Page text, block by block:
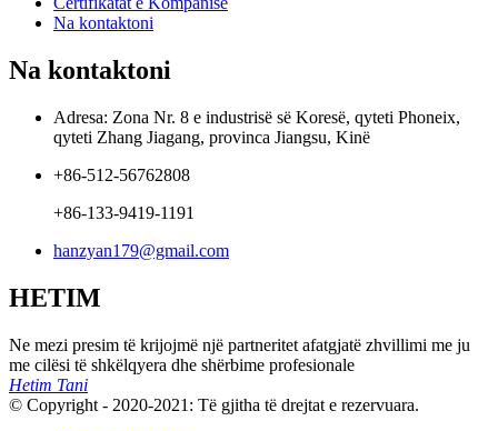
Na kontaktoni
Na kontaktoni
Adresa: Zona Nr. 8 e industrisë së Koresë, qyteti Phoneix,
qyteti Zhang Jiagang, provinca Jiangsu, Kinë
+86-512-56762808
+86-133-9419-1191
hanzyan179@gmail.com
HETIM
Ne mezi presim të krijojmë një partneritet afatgjatë zhvillimi me ju
me cilësi të shkëlqyera dhe shërbime profesionale
Hetim Tani
© Copyright - 2020-2021: Të gjitha të drejtat e rezervuara.